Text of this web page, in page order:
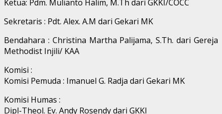
Ketua: Pdm. Mulianto Halim, M.Th dari GKKI/COCC
Sekretaris : Pdt. Alex. A.M dari Gekari MK
Bendahara : Christina Martha Palijama, S.Th. dari Gereja
Methodist Injili/ KAA
Komisi :
Komisi Pemuda : Imanuel G. Radja dari Gekari MK
Komisi Humas :
Dipl-Theol. Ev. Andy Rosendy dari GKKI